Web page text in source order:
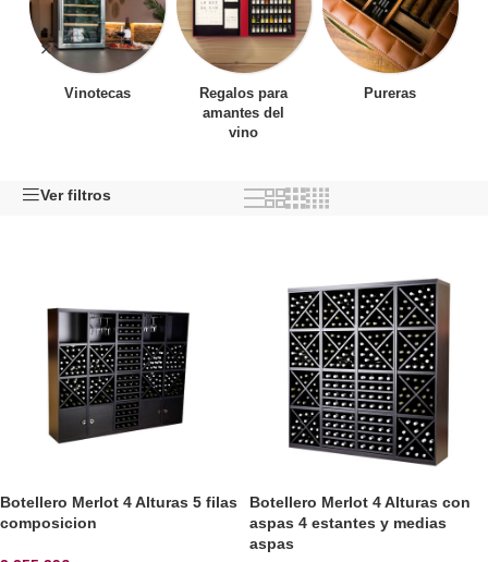
Vinotecas
Regalos para
amantes del
vino
Pureras
Ver filtros
Botellero Merlot 4 Alturas 5 filas
composicion
Botellero Merlot 4 Alturas con
aspas 4 estantes y medias
aspas